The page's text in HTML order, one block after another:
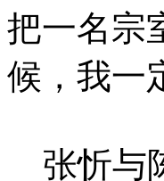
把一名宗
候，我一
张忻与